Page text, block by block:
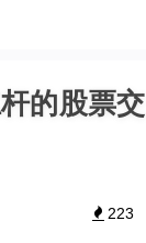
的股票交
223